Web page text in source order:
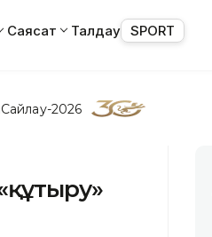
Саясат Талдау SPORT
Сайлау-2026